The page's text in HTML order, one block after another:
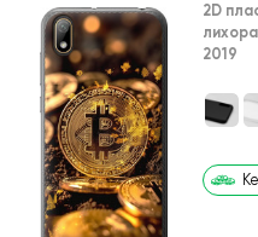
2D
2019